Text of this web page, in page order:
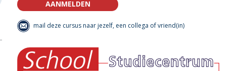
AANMELDEN
mail deze cursus naar jezelf, een collega of vriend(in)